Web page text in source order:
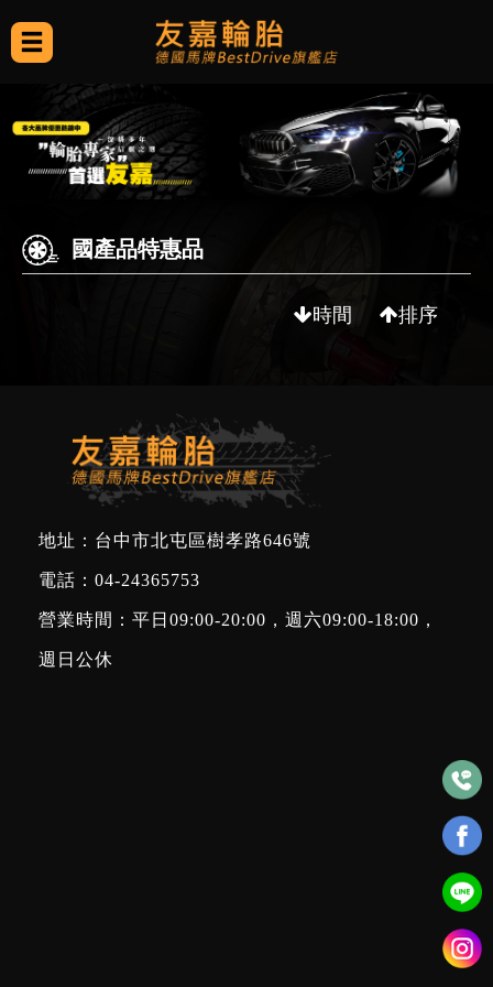
國產品特惠品
時間 排序
地址：台中市北屯區樹孝路646號
電話： 04-24365753
營業時間：平日09:00-20:00，週六09:00-18:00，
週日公休